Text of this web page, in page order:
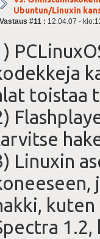
Ubuntun/Linuxin
Vastaus #11 : 12.04.07 -
toistaa
Linuxin
1.2,